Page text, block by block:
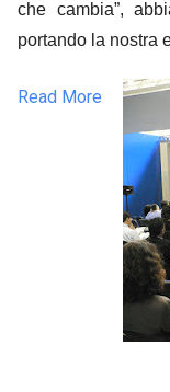
che cambia”,
portando la nostra
Read More